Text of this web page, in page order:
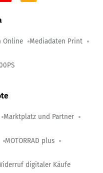
Online Mediadaten Print
Marktplatz und Partner
MOTORRAD plus
digitaler Käufe